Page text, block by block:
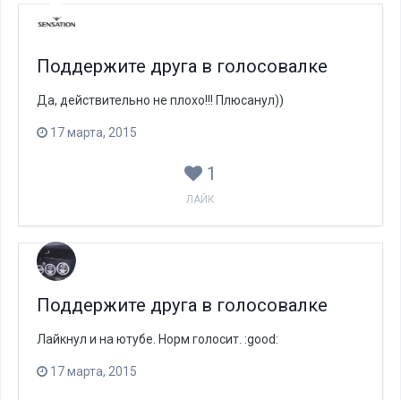
Поддержите друга в голосовалке
Да, действительно не плохо!!! Плюсанул))
17 марта, 2015
1
ЛАЙК
Поддержите друга в голосовалке
Лайкнул и на ютубе. Норм голосит. :good:
17 марта, 2015